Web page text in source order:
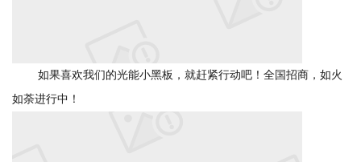
如果喜欢我们的光能小黑板，就赶紧行动吧！全国招商，如火
如荼进行中！